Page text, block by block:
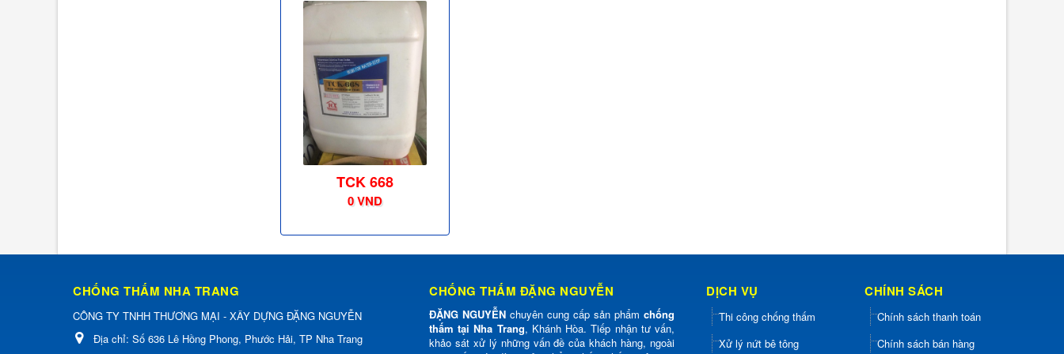
TCK 668
0 VND
CHỐNG THẤM NHA TRANG
CÔNG TY TNHH THƯƠNG MẠI - XÂY DỰNG ĐẶNG NGUYỄN
Địa chỉ: Số 636 Lê Hồng Phong, Phước Hải, TP Nha Trang
CHỐNG THẤM ĐẶNG NGUYỄN
ĐẶNG NGUYỄN chuyên cung cấp sản phẩm chống
thấm tại Nha Trang, Khánh Hòa. Tiếp nhận tư vấn,
khảo sát xử lý những vấn đề của khách hàng, ngoài
DỊCH VỤ
Thi công chống thấm
Xử lý nứt bê tông
CHÍNH SÁCH
Chính sách thanh toán
Chính sách bán hàng